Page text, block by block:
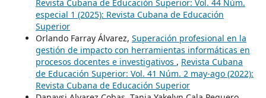
Revista Cubana de Educación Superior: Vol. 44 Núm.
especial 1 (2025): Revista Cubana de Educación
Superior
Orlando Farray Álvarez, Superación profesional en la
gestión de impacto con herramientas informáticas en
procesos docentes e investigativos , Revista Cubana
de Educación Superior: Vol. 41 Núm. 2 may-ago (2022):
Revista Cubana de Educación Superior